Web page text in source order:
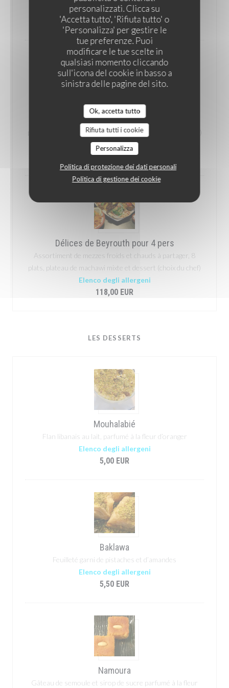
personalizzati. Clicca su
'Accetta tutto', 'Rifiuta tutto' o
'Personalizza' per gestire le
tue preferenze. Puoi
modificare le tue scelte in
qualsiasi momento cliccando
sull'icona del cookie in basso a
sinistra delle pagine del sito.
Ok, accetta tutto
Rifiuta tutti i cookie
Personalizza
Politica di protezione dei dati personali
Politica di gestione dei cookie
Elenco degli allergeni
68,00 EUR
Délices de Beyrouth pour 2 pers
Assortiment de mezzes froids et chauds à partager. 8
plats, plateau de machawi mixte et dessert ( choix du chef)
Elenco degli allergeni
64,00 EUR
Délices de Beyrouth pour 4 pers
Assortiment de mezzes froids et chauds à partager, 8
plats, plateau de machawi mixte et dessert (choix du chef)
Elenco degli allergeni
118,00 EUR
LES DESSERTS
Mouhalabié
Flan libanais au lait, parfumé à la fleur d’oranger
Elenco degli allergeni
5,00 EUR
Baklawa
Feuilleté garni de pistaches et d’amandes
Elenco degli allergeni
5,50 EUR
Namoura
Gâteau de semoule et sirop de sucre parfumé à la fleur